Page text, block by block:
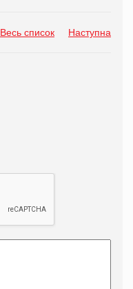
Весь список Наступна